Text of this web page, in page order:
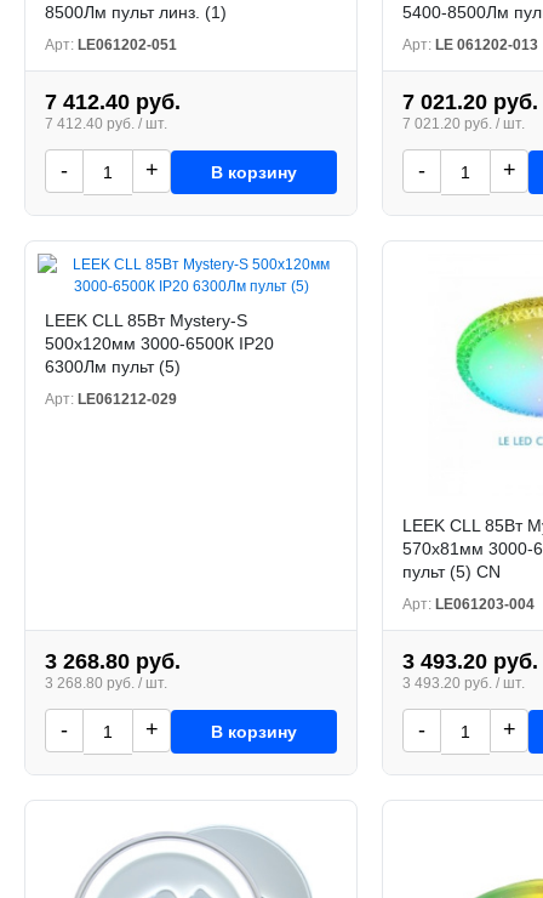
8500Лм пульт линз. (1)
Арт: LE061202-051
7 412.40 руб.
7 412.40 руб. / шт.
- + В корзину
5400-8500Лм
Арт: LE 061202-013
7 021.20 руб.
7 021.20 руб. / шт.
- +
LEEK CLL 85Вт Mystery-S
500х120мм 3000-6500К IP20
6300Лм пульт (5)
Арт: LE061212-029
3 268.80 руб.
3 268.80 руб. / шт.
- + В корзину
LEEK CLL 85Вт
570х81мм 3000-
пульт (5) CN
Арт: LE061203-004
3 493.20 руб.
3 493.20 руб. / шт.
- +